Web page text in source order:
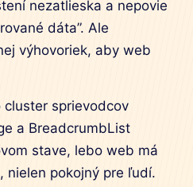
nezatlieska a nepovie
dáta”. Ale
výhovoriek, aby web
sprievodcov
a BreadcrumbList
stave, lebo web má
nielen pokojný pre ľudí.